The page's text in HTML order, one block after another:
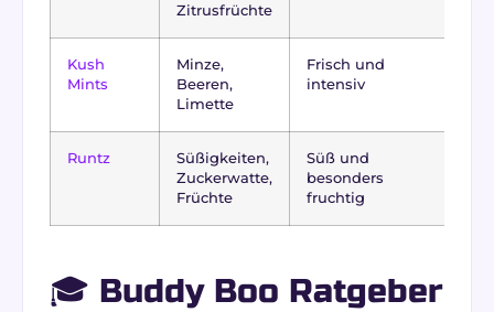
Zitrusfrüchte
Kush
Mints
Minze,
Beeren,
Limette
Frisch und
intensiv
Runtz
Süßigkeiten,
Zuckerwatte,
Früchte
Süß und
besonders
fruchtig
🎓 Buddy Boo Ratgeber